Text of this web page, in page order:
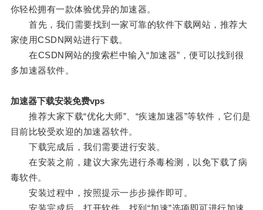
你轻松拥有一款体验优异的加速器。
首先，我们需要找到一家可靠的软件下载网站，推荐大
家使用CSDN网站进行下载。
在CSDN网站的搜索栏中输入“加速器”，便可以找到很
多加速器软件。
加速器下载安装免费vps
推荐大家下载“优化大师”、“疾速加速器”等软件，它们是
目前比较受欢迎的加速器软件。
下载完成后，我们需要进行安装。
在安装之前，建议大家先进行杀毒检测，以免下载了病
毒软件。
安装过程中，按照提示一步步操作即可。